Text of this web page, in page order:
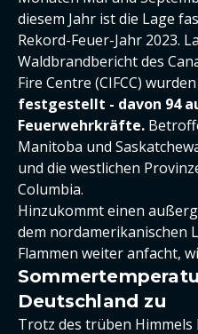
diesem Jahr ist die Lage
Rekord-Feuer-Jahr 2023.
Waldbrandbericht des
Fire Centre (CIFCC)
festgestellt - davon 94
Feuerwehrkräfte.
Manitoba und
und die westlichen
Columbia.
Hinzukommt einen
dem nordamerikanischen
Flammen weiter anfacht,
Deutschland zu
Trotz des trüben